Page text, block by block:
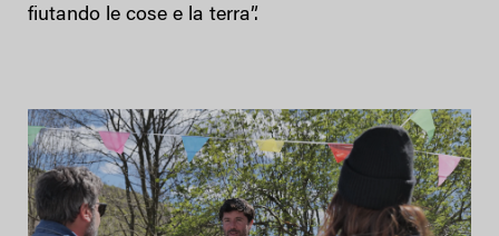
fiutando le cose e la terra”.